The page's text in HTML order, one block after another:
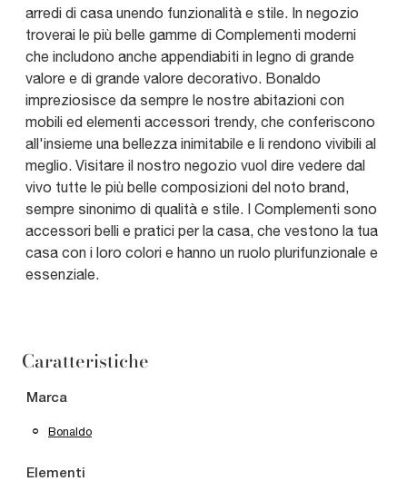
arredi di casa unendo funzionalità e stile. In negozio
troverai le più belle gamme di Complementi moderni
che includono anche appendiabiti in legno di grande
valore e di grande valore decorativo. Bonaldo
impreziosisce da sempre le nostre abitazioni con
mobili ed elementi accessori trendy, che conferiscono
all'insieme una bellezza inimitabile e li rendono vivibili al
meglio. Visitare il nostro negozio vuol dire vedere dal
vivo tutte le più belle composizioni del noto brand,
sempre sinonimo di qualità e stile. I Complementi sono
accessori belli e pratici per la casa, che vestono la tua
casa con i loro colori e hanno un ruolo plurifunzionale e
essenziale.
Caratteristiche
Marca
Bonaldo
Elementi